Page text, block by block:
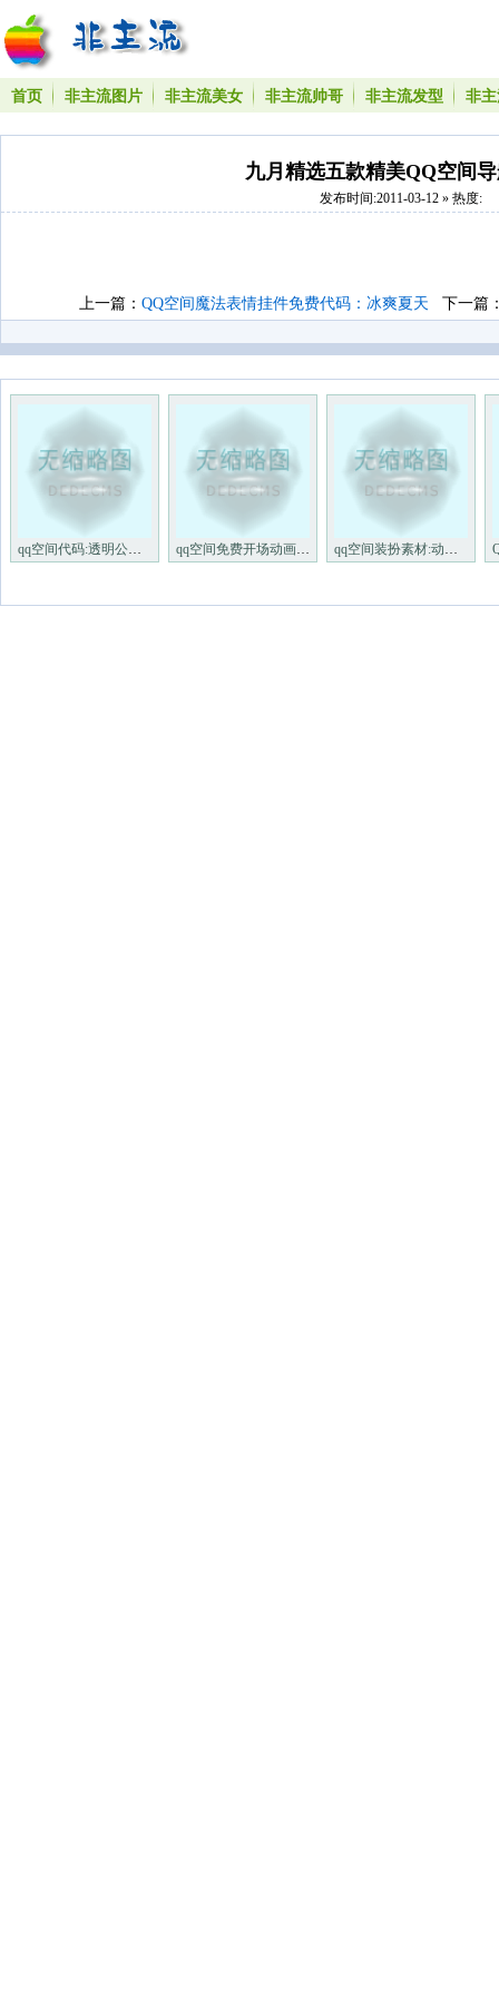
首页 非主流图片 非主流美女 非主流帅哥 非主流发型 非
九月精选五款精美QQ空间
发布时间:2011-03-12 » 热度:
上一篇： QQ空间魔法表情挂件免费代码：冰爽夏天 下一篇
qq空间代码:透明公告栏LOVELET qq空间免费开场动画:欢迎来我 qq空间装扮素材:动态可爱的闪